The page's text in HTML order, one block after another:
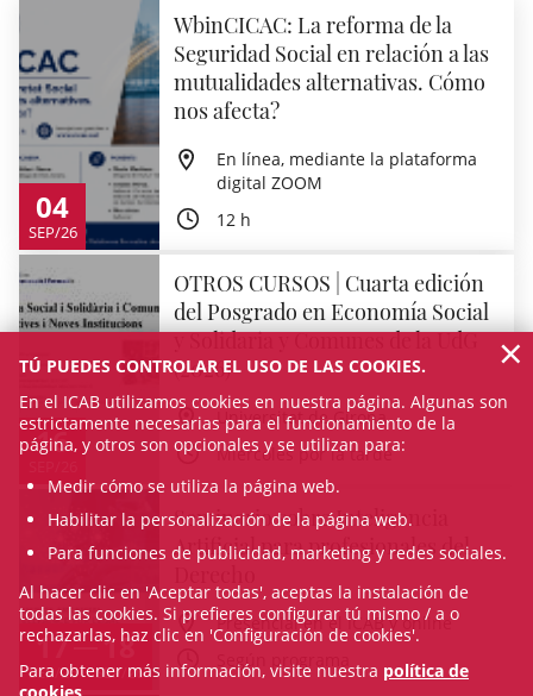
04
SEP/26
WbinCICAC: La reforma de la
Seguridad Social en relación a las
mutualidades alternativas. Cómo
nos afecta?
En línea, mediante la plataforma
digital ZOOM
12 h
16
OTROS CURSOS | Cuarta edición
del Posgrado en Economía Social
y Solidaria y Comunes de la UdG
(2026)
Universitat de Girona
Miércoles por la tarde
17
SEP/26
18
SEP/26
Seminario sobre Inteligencia
Artificial para profesionales del
Presencial en el ICAB y online
Según programa
TÚ PUEDES CONTROLAR EL USO DE LAS COOKIES.
En el ICAB utilizamos cookies en nuestra página. Algunas son
estrictamente necesarias para el funcionamiento de la
página, y otros son opcionales y se utilizan para:
Medir cómo se utiliza la página web.
Habilitar la personalización de la página web.
Para funciones de publicidad, marketing y redes sociales.
Al hacer clic en 'Aceptar todas', aceptas la instalación de
todas las cookies. Si prefieres configurar tú mismo / a o
rechazarlas, haz clic en 'Configuración de cookies'.
Para obtener más información, visite nuestra política de
×